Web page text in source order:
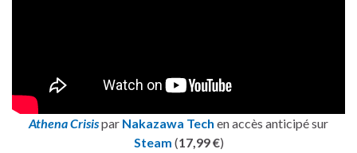
Athena Crisispar Nakazawa Tech en accès anticipé sur
Steam (17,99 €)